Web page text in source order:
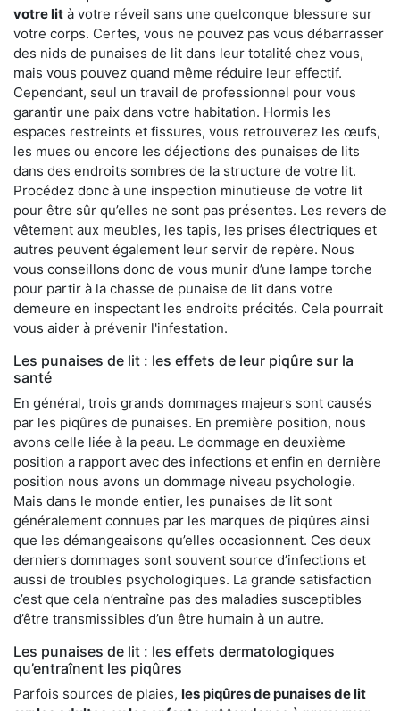
votre lit à votre réveil sans une quelconque blessure sur
votre corps. Certes, vous ne pouvez pas vous débarrasser
des nids de punaises de lit dans leur totalité chez vous,
mais vous pouvez quand même réduire leur effectif.
Cependant, seul un travail de professionnel pour vous
garantir une paix dans votre habitation. Hormis les
espaces restreints et fissures, vous retrouverez les œufs,
les mues ou encore les déjections des punaises de lits
dans des endroits sombres de la structure de votre lit.
Procédez donc à une inspection minutieuse de votre lit
pour être sûr qu’elles ne sont pas présentes. Les revers de
vêtement aux meubles, les tapis, les prises électriques et
autres peuvent également leur servir de repère. Nous
vous conseillons donc de vous munir d’une lampe torche
pour partir à la chasse de punaise de lit dans votre
demeure en inspectant les endroits précités. Cela pourrait
vous aider à prévenir l'infestation.
Les punaises de lit : les effets de leur piqûre sur la
santé
En général, trois grands dommages majeurs sont causés
par les piqûres de punaises. En première position, nous
avons celle liée à la peau. Le dommage en deuxième
position a rapport avec des infections et enfin en dernière
position nous avons un dommage niveau psychologie.
Mais dans le monde entier, les punaises de lit sont
généralement connues par les marques de piqûres ainsi
que les démangeaisons qu’elles occasionnent. Ces deux
derniers dommages sont souvent source d’infections et
aussi de troubles psychologiques. La grande satisfaction
c’est que cela n’entraîne pas des maladies susceptibles
d’être transmissibles d’un être humain à un autre.
Les punaises de lit : les effets dermatologiques
qu’entraînent les piqûres
Parfois sources de plaies, les piqûres de punaises de lit